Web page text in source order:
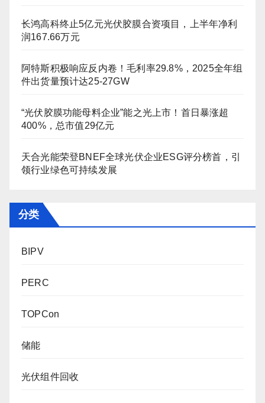
长鸿高科终止5亿元光伏胶膜合资项目，上半年净利
润167.66万元
阿特斯积极响应反内卷！毛利率29.8%，2025全年组
件出货量预计达25-27GW
“光伏胶膜功能母料企业”能之光上市！首日暴涨超
400%，总市值29亿元
天合光能荣登BNEF全球光伏企业ESG评分榜首，引
领行业绿色可持续发展
分类
BIPV
PERC
TOPCon
储能
光伏组件回收